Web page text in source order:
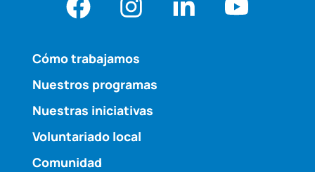
Cómo trabajamos
Nuestros programas
Nuestras iniciativas
Voluntariado local
Comunidad